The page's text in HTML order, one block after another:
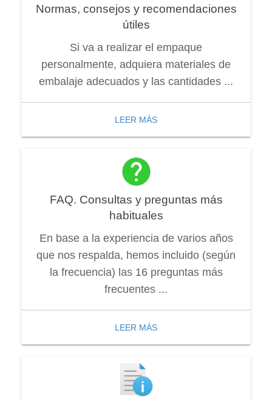
Normas, consejos y recomendaciones
útiles
Si va a realizar el empaque
personalmente, adquiera materiales de
embalaje adecuados y las cantidades ...
LEER MÁS
FAQ. Consultas y preguntas más
habituales
En base a la experiencia de varios años
que nos respalda, hemos incluido (según
la frecuencia) las 16 preguntas más
frecuentes ...
LEER MÁS